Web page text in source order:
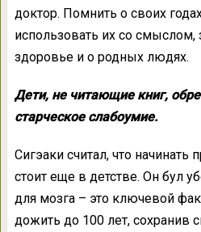
доктор. Помнить о своих
использовать их со смыслом,
здоровье и о родных людях.
Дети, не читающие книг,
старческое слабоумие.
Сигэаки считал, что
стоит еще в детстве. Он бул
для мозга – это ключевой
дожить до 100 лет, сохранив